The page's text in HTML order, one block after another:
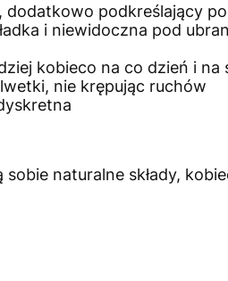
dodatkowo podkreślający
i niewidoczna pod
kobieco na co dzień i na
nie krępując ruchów
naturalne składy,